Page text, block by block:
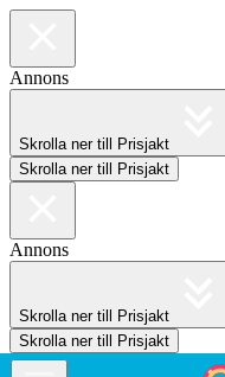
Annons
Skrolla ner till Prisjakt
Skrolla ner till Prisjakt
Annons
Skrolla ner till Prisjakt
Skrolla ner till Prisjakt